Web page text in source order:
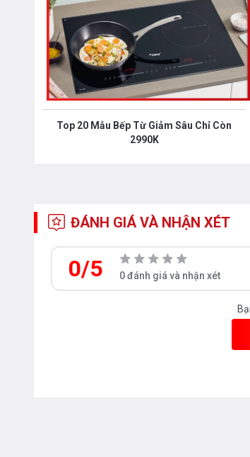
Tính năng sôi lăn tăn ở mức công
công nghệInverter
nên hoạt động liên
liu diu, liên tục như bếp gas và điều
rán, hầm, ninh, nấu nên rất tiết kiệm điện
Phần thân vỏ của bếp từCanzy CZ
khả năng chống lại quá trình oxi hóa và
Một trong những điểm thu hút của Bếp
bảo an toàn tuyệt đối. Yếu tố an toàn
Canzy
tích hợp trong sản phẩm những
Bên trong Bếp từ Canzy CZ 656HNT
lớp theo tiêu chuẩn tiêu chuẩn EMC,
Top 20 Mẫu Bếp Từ Giảm Sâu Chỉ Còn
2990K
ĐÁNH GIÁ VÀ NHẬN XÉT
0/5 0 đánh giá và nhận xét